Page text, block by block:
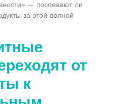
— поспевают ли
за этой волной
от
к